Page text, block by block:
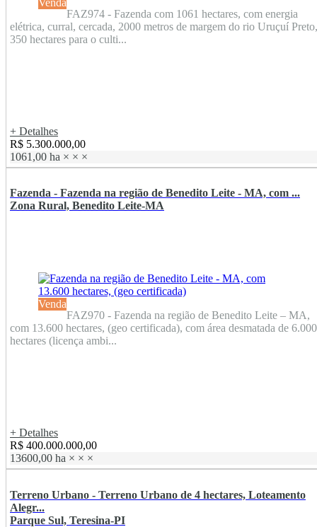
FAZ974 - Fazenda com 1061 hectares, com energia
elétrica, curral, cercada, 2000 metros de margem do rio Uruçuí Preto,
350 hectares para o culti...
+ Detalhes
R$ 5.300.000,00
1061,00 ha × × ×
Fazenda - Fazenda na região de Benedito Leite - MA, com ...
Zona Rural, Benedito Leite-MA
Venda
FAZ970 - Fazenda na região de Benedito Leite – MA,
com 13.600 hectares, (geo certificada), com área desmatada de 6.000
hectares (licença ambi...
+ Detalhes
R$ 400.000.000,00
13600,00 ha × × ×
Terreno Urbano - Terreno Urbano de 4 hectares, Loteamento
Alegr...
Parque Sul, Teresina-PI